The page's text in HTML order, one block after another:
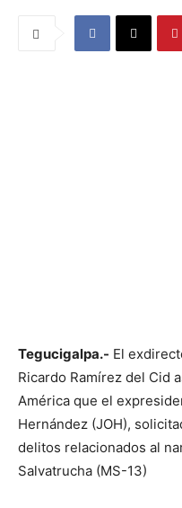
Tegucigalpa.- El
Ricardo Ramírez del Cid
América que el
Hernández (JOH),
delitos relacionados al
Salvatrucha (MS-13)